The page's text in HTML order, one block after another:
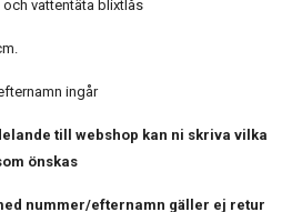
och vattentäta blixtlås
ingår
till webshop kan ni skriva vilka
önskas
nummer/efternamn gäller ej retur